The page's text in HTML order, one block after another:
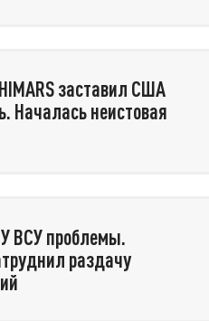
заставил США
Началась неистовая
ВСУ проблемы.
раздачу